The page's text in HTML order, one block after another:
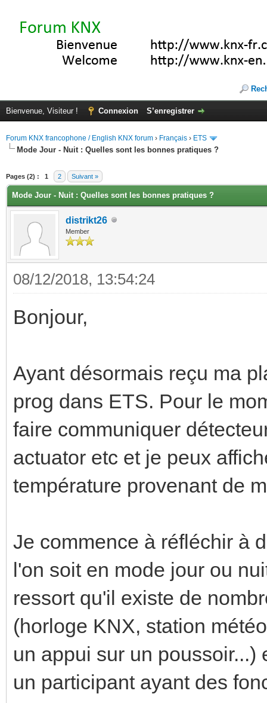
Bienvenue, Visiteur ! Connexion S’enregistrer
Forum KNX francophone / English KNX forum › Français › ETS
Mode Jour - Nuit : Quelles sont les bonnes pratiques ?
Pages (2) : 1 2 Suivant »
Mode Jour - Nuit : Quelles sont les bonnes pratiques ?
distrikt26
Member
08/12/2018, 13:54:24
Bonjour,
Ayant désormais reçu ma
prog dans ETS. Pour le
faire communiquer
actuator etc et je peux
température provenant de
Je commence à réfléchir à
l'on soit en mode jour ou
ressort qu'il existe de
(horloge KNX, station
un appui sur un
un participant ayant des